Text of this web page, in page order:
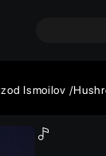
Ismoilov